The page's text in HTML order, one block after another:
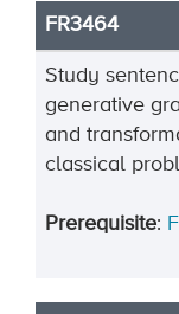
FR3464
Study
generative
and
classical
Prerequisite: